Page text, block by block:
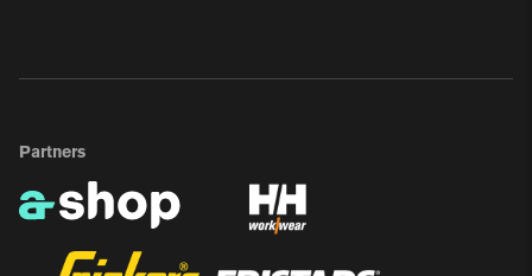
Partners